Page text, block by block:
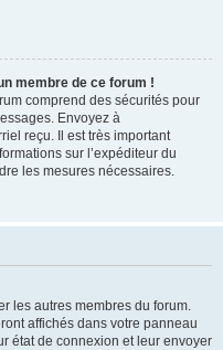
membre de ce forum !
comprend des sécurités pour
Envoyez à
reçu. Il est très important
sur l’expéditeur du
les mesures nécessaires.
les autres membres du forum.
affichés dans votre panneau
état de connexion et leur envoyer